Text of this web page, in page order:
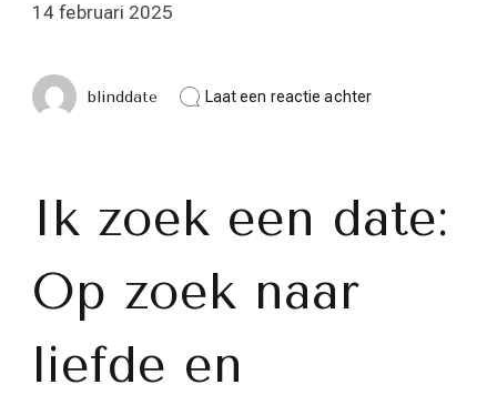
14 februari 2025
blinddate Laat een reactie achterop
zoek
naar
Ik zoek een date:
Op zoek naar
liefde en